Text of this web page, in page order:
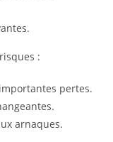
:
pertes.
arnaques.